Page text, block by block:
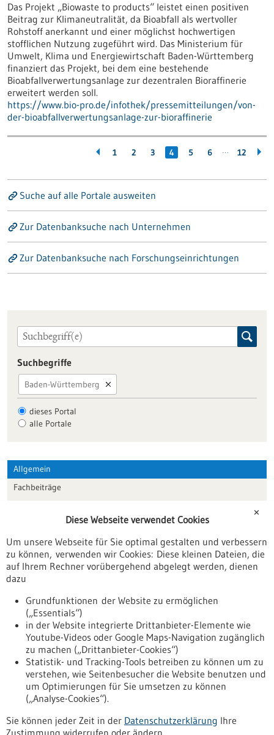
Das Projekt „Biowaste to products“ leistet einen positiven
Beitrag zur Klimaneutralität, da Bioabfall als wertvoller
Rohstoff anerkannt und einer möglichst hochwertigen
stofflichen Nutzung zugeführt wird. Das Ministerium für
Umwelt, Klima und Energiewirtschaft Baden-Württemberg
finanziert das Projekt, bei dem eine bestehende
Bioabfallverwertungsanlage zur dezentralen Bioraffinerie
erweitert werden soll.
https://www.bio-pro.de/infothek/pressemitteilungen/von-
der-bioabfallverwertungsanlage-zur-bioraffinerie
1 2 3 4 5 6 … 12
Suche auf alle Portale ausweiten
Zur Datenbanksuche nach Unternehmen
Zur Datenbanksuche nach Forschungseinrichtungen
Suchbegriffe
Baden-Württemberg
dieses Portal
alle Portale
Allgemein
Fachbeiträge
Veranstaltungen
Erscheinungsdatum
Nach oben
Informiert bleiben
✕
Diese Webseite verwendet Cookies
Um unsere Webseite für Sie optimal gestalten und verbessern
zu können, verwenden wir Cookies: Diese kleinen Dateien, die
auf Ihrem Rechner vorübergehend abgelegt werden, dienen
dazu
Grundfunktionen der Website zu ermöglichen
(„Essentials“)
in der Website integrierte Drittanbieter-Elemente wie
Youtube-Videos oder Google Maps-Navigation zugänglich
zu machen („Drittanbieter-Cookies“)
Statistik- und Tracking-Tools betreiben zu können um zu
verstehen, wie Seitenbesucher die Website benutzen und
um Optimierungen für Sie umsetzen zu können
(„Analyse-Cookies“).
Sie können jeder Zeit in der Datenschutzerklärung Ihre
Zustimmung widerrufen oder ändern.